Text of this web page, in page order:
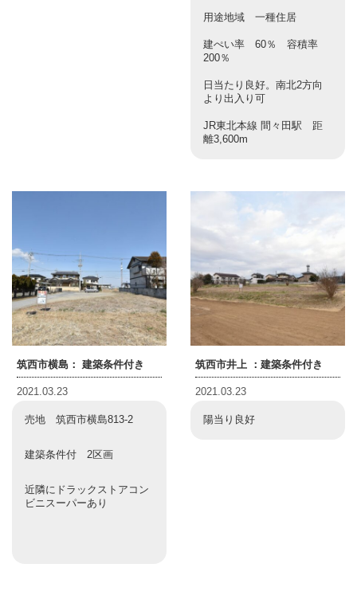
用途地域 一種住居
建ぺい率 60％ 容積率
200％
日当たり良好。南北2方向
より出入り可
JR東北本線 間々田駅 距
離3,600m
筑西市横島： 建築条件付き
2021.03.23
売地 筑西市横島813-2
建築条件付 2区画
近隣にドラックストアコン
ビニスーパーあり
筑西市井上 ：建築条件付き
2021.03.23
陽当り良好